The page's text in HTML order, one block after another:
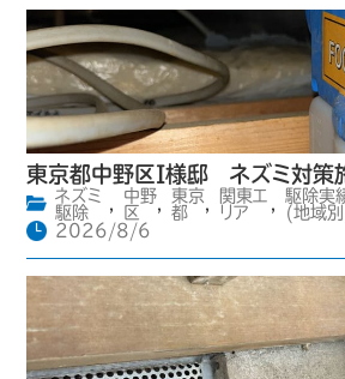
東京都中野区I様邸 ネズミ対策
ネズミ
駆除
中野
区
東京
都
関東エ
リア
駆除実
(地域
2026/8/6